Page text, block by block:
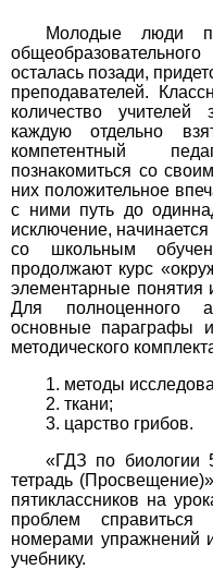
1
2 3 4 5
1
2 3 4 5
1
2 3 4 5
1
2 3 4 5
1
2 3 4 5
Молодые люди
осталась позади,
преподавателей.
количество учителей
каждую отдельно
компетентный
познакомиться со
них положительное
с ними путь до
исключение,
со школьным
продолжают курс
элементарные понятия
Для полноценного
основные параграфы
методического
методы
ткани;
царство грибов.
«ГДЗ по биологии
тетрадь
пятиклассников на
проблем
номерами упражнений
учебнику.